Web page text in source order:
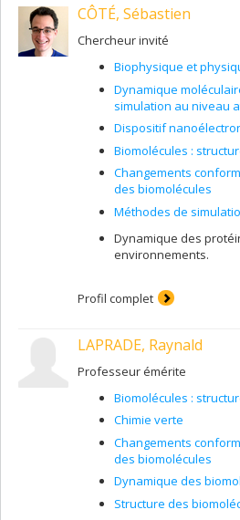
"formeuses de pores"
CÔTÉ, Sébastien
Chercheur invité
Biophysique et
Dynamique
simulation au niveau
Dispositif
Biomolécules :
Changements
des biomolécules
Méthodes de
Dynamique des
environnements.
Profil complet
LAPRADE, Raynald
Professeur émérite
Biomolécules :
Chimie verte
Changements
des biomolécules
Dynamique des
Structure des